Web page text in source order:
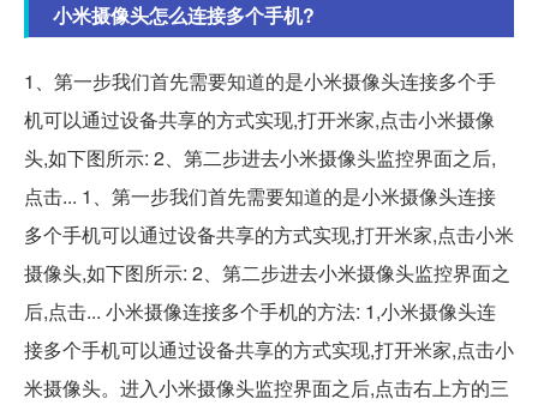
小米摄像头怎么连接多个手机?
1、第一步我们首先需要知道的是小米摄像头连接多个手
机可以通过设备共享的方式实现,打开米家,点击小米摄像
头,如下图所示: 2、第二步进去小米摄像头监控界面之后,
点击... 1、第一步我们首先需要知道的是小米摄像头连接
多个手机可以通过设备共享的方式实现,打开米家,点击小米
摄像头,如下图所示: 2、第二步进去小米摄像头监控界面之
后,点击... 小米摄像连接多个手机的方法: 1,小米摄像头连
接多个手机可以通过设备共享的方式实现,打开米家,点击小
米摄像头。进入小米摄像头监控界面之后,点击右上方的三